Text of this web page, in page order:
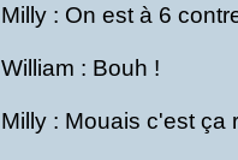
Milly : On est à 6
William : Bouh !
Milly : Mouais c'est ça